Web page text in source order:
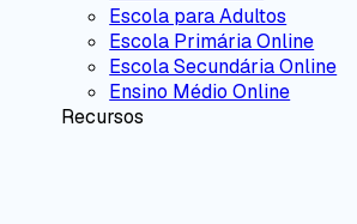
Escola para Adultos
Escola Primária Online
Escola Secundária Online
Ensino Médio Online
Recursos